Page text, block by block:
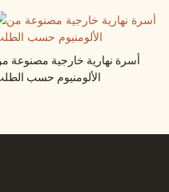
أسرة نهارية خارجية مصنوعة
الألومنيوم حسب